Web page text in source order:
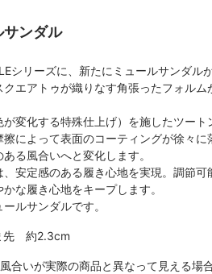
サンダル
シリーズに、新たにミュールサンダル
エアトゥが織りなす角張ったフォルム
変化する特殊仕上げ）を施したツート
によって表面のコーティングが徐々に
る風合いへと変化します。
安定感のある履き心地を実現。調節
な履き心地をキープします。
ルサンダルです。
先 約2.3cm
合いが実際の商品と異なって見える場